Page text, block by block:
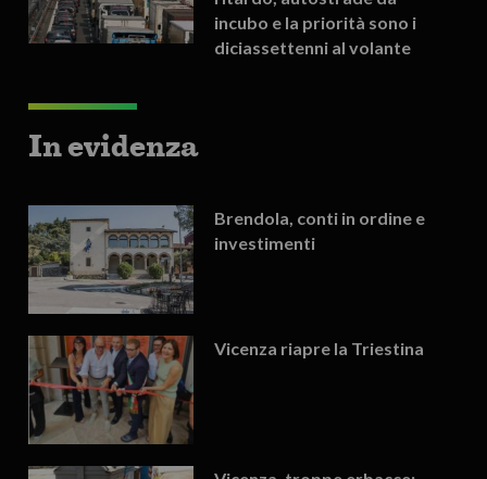
incubo e la priorità sono i
diciassettenni al volante
In evidenza
Brendola, conti in ordine e
investimenti
Vicenza riapre la Triestina